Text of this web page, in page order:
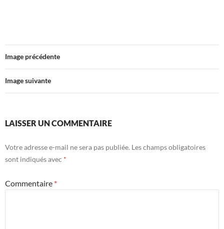
Image précédente
Image suivante
LAISSER UN COMMENTAIRE
Votre adresse e-mail ne sera pas publiée. Les champs obligatoires
sont indiqués avec *
Commentaire *